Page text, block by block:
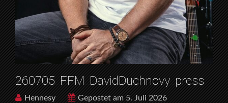
260705_FFM_DavidDuchnovy_press
Hennesy
Gepostet am 5. Juli 2026